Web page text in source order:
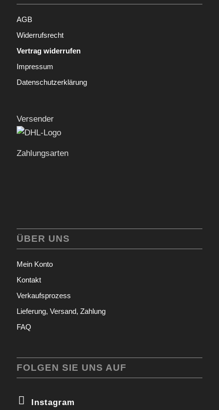
AGB
Widerrufsrecht
Vertrag widerrufen
Impressum
Datenschutzerklärung
Versender
Zahlungsarten
ÜBER UNS
Mein Konto
Kontakt
Verkaufsprozess
Lieferung, Versand, Zahlung
FAQ
FOLGEN SIE UNS AUF
Instagram